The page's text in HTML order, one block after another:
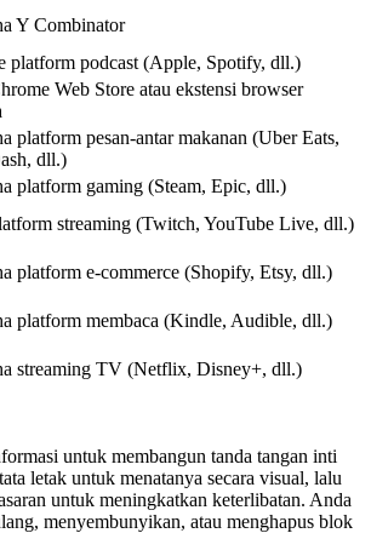
Y Combinator
platform podcast (Apple, Spotify, dll.)
Web Store atau ekstensi browser
platform pesan-antar makanan (Uber Eats,
dll.)
platform gaming (Steam, Epic, dll.)
streaming (Twitch, YouTube Live, dll.)
platform e-commerce (Shopify, Etsy, dll.)
platform membaca (Kindle, Audible, dll.)
streaming TV (Netflix, Disney+, dll.)
untuk membangun tanda tangan inti
letak untuk menatanya secara visual, lalu
untuk meningkatkan keterlibatan. Anda
menyembunyikan, atau menghapus blok